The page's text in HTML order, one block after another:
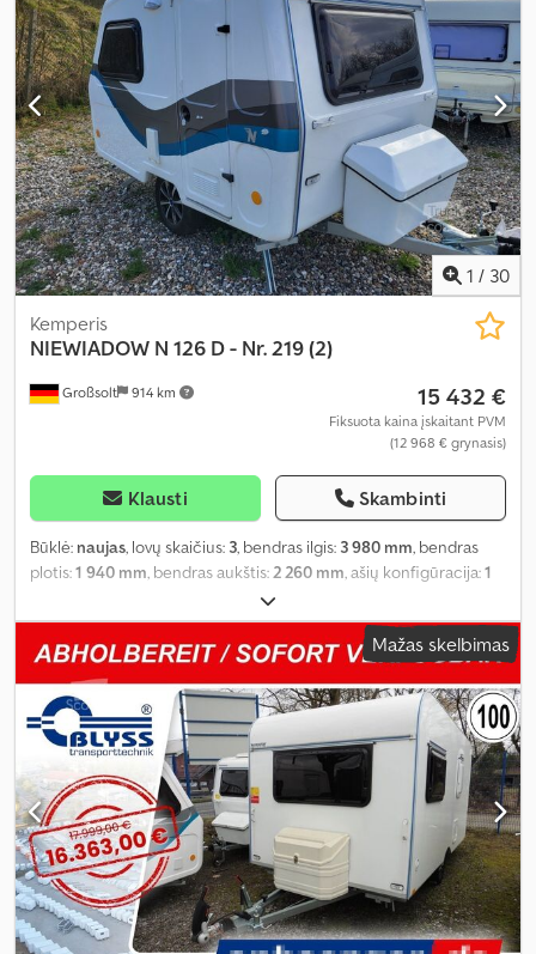
1 / 30
Großsolt 914 km
Kemperis
NIEWIADOW N 126 D - Nr. 219 (2)
15 432 €
Fiksuota kaina įskaitant PVM
(12 968 € grynasis)
Klausti Skambinti
Būklė: naujas, lovų skaičius: 3, bendras ilgis: 3 980 mm, bendras
plotis:1 940 mm, bendras aukštis:2 260 mm, ašių konfigūracija:1
, Įranga:
Mažas skelbimas